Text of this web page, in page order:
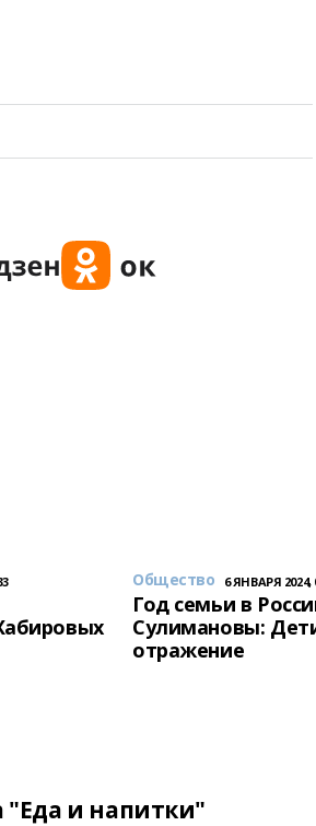
Общество 6 ЯНВАРЯ 2024,
Год семьи в
Сулимановы:
отражение
"Еда и напитки"